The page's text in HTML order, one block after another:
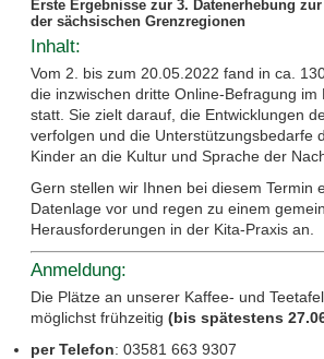
Erste Ergebnisse zur 3. Datenerhebung
der sächsischen Grenzregionen
Inhalt:
Vom 2. bis zum 20.05.2022 fand in ca.
die inzwischen dritte Online-Befragung
statt. Sie zielt darauf, die Entwicklungen
verfolgen und die Unterstützungsbedarfe
Kinder an die Kultur und Sprache der
Gern stellen wir Ihnen bei diesem Termin
Datenlage vor und regen zu einem
Herausforderungen in der Kita-Praxis an.
Anmeldung:
Die Plätze an unserer Kaffee- und
möglichst frühzeitig (bis spätestens
per Telefon: 03581 663 9307